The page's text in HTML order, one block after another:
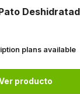
plans available
producto